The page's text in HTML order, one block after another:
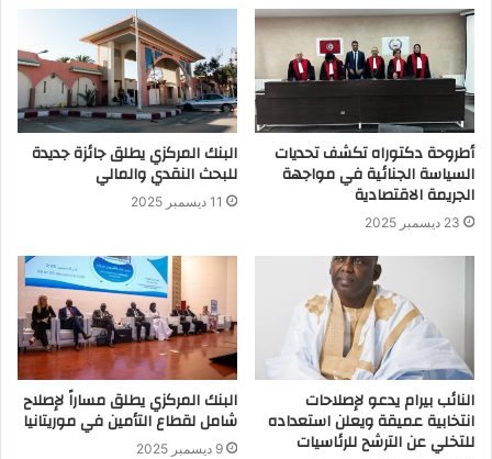
أطروحة دكتوراه تكشف تحديات
السياسة الجنائية في مواجهة
الجريمة الاقتصادية
23 ديسمبر 2025
البنك المركزي يطلق جائزة جديدة
للبحث النقدي والمالي
11 ديسمبر 2025
النائب بيرام يدعو لإصلاحات
انتخابية عميقة ويعلن استعداده
للتخلي عن الترشح للرئاسيات
البنك المركزي يطلق مساراً لإصلاح
شامل لقطاع التأمين في موريتانيا
9 ديسمبر 2025